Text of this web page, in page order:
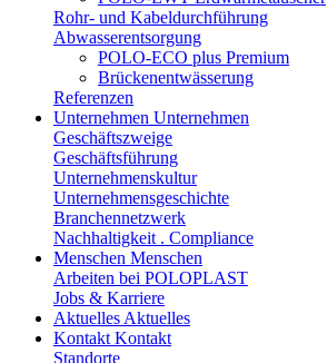
Rohr- und Kabeldurchführung
Abwasserentsorgung
POLO-ECO plus Premium
Brückenentwässerung
Referenzen
Unternehmen Unternehmen
Geschäftszweige
Geschäftsführung
Unternehmenskultur
Unternehmensgeschichte
Branchennetzwerk
Nachhaltigkeit . Compliance
Menschen Menschen
Arbeiten bei POLOPLAST
Jobs & Karriere
Aktuelles Aktuelles
Kontakt Kontakt
Standorte